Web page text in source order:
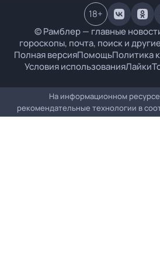
© Рамблер — главные
гороскопы, почта, поиск и
Полная версияПомощьПолитика
Условия использованияЛайки
18+
На информационном
рекомендательные технологии в